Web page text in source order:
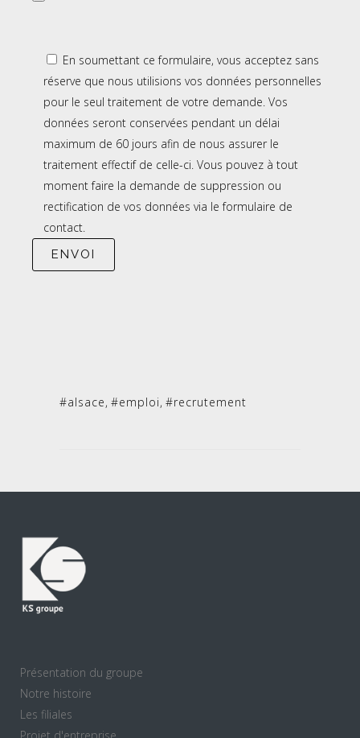
En soumettant ce formulaire, vous acceptez sans
réserve que nous utilisions vos données personnelles
pour le seul traitement de votre demande. Vos
données seront conservées pendant un délai
maximum de 60 jours afin de nous assurer le
traitement effectif de celle-ci. Vous pouvez à tout
moment faire la demande de suppression ou
rectification de vos données via le formulaire de
contact.
#alsace, #emploi, #recrutement
Présentation du groupe
Notre histoire
Les filiales